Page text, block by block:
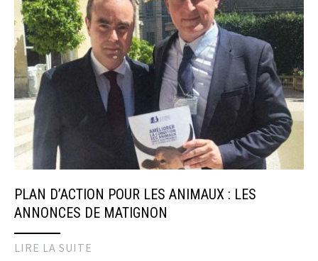
PLAN D’ACTION POUR LES ANIMAUX : LES
ANNONCES DE MATIGNON
LIRE LA SUITE